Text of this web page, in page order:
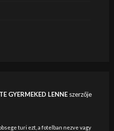
GYERMEKED LENNEszerzője
turi ezt, a fotelban nezve vagy